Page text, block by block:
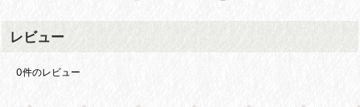
レビュー
0件のレビュー